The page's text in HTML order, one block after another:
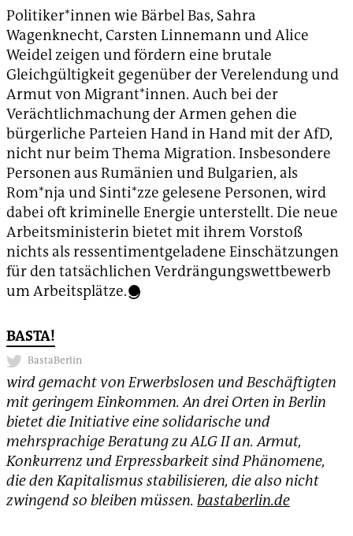
Politiker*innen wie Bärbel Bas, Sahra
Wagenknecht, Carsten Linnemann und Alice
Weidel zeigen und fördern eine brutale
Gleichgültigkeit gegenüber der Verelendung und
Armut von Migrant*innen. Auch bei der
Verächtlichmachung der Armen gehen die
bürgerliche Parteien Hand in Hand mit der AfD,
nicht nur beim Thema Migration. Insbesondere
Personen aus Rumänien und Bulgarien, als
Rom*nja und Sinti*zze gelesene Personen, wird
dabei oft kriminelle Energie unterstellt. Die neue
Arbeitsministerin bietet mit ihrem Vorstoß
nichts als ressentimentgeladene Einschätzungen
für den tatsächlichen Verdrängungswettbewerb
um Arbeitsplätze.
BASTA!
BastaBerlin
wird gemacht von Erwerbslosen und Beschäftigten
mit geringem Einkommen. An drei Orten in Berlin
bietet die Initiative eine solidarische und
mehrsprachige Beratung zu ALG II an. Armut,
Konkurrenz und Erpressbarkeit sind Phänomene,
die den Kapitalismus stabilisieren, die also nicht
zwingend so bleiben müssen. bastaberlin.de